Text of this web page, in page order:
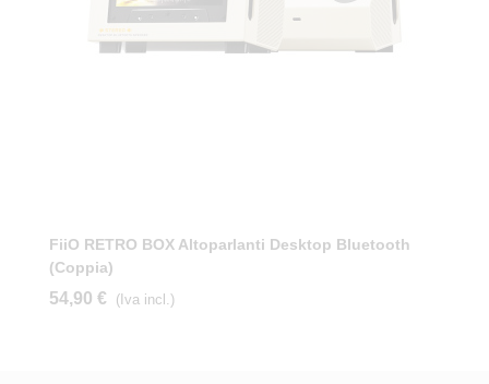
FiiO RETRO BOX Altoparlanti Desktop Bluetooth
(Coppia)
54,90 € (Iva incl.)